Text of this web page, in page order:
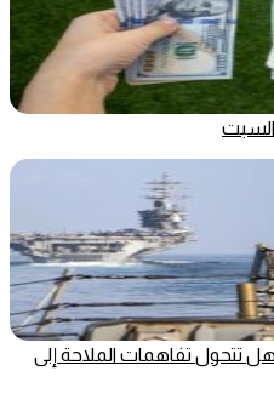
تتحول تفاهمات الملاحة إلى